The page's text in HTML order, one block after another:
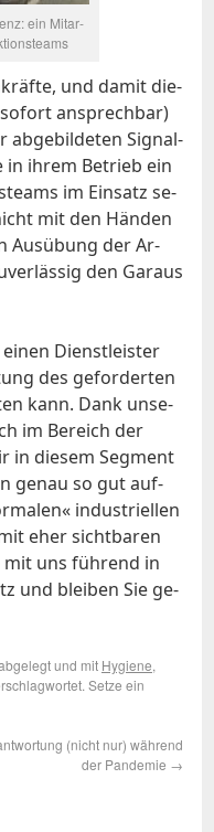
ein Mit­ar­
und da­mit die­
an­sprech­bar)
ab­ge­bil­de­ten Si­gnal­
in ih­rem Be­trieb ein
im Ein­satz se­
mit den Hän­den
Aus­übung der Ar­
den Gar­aus
ei­nen Dienst­lei­ster
des ge­for­der­ten
kann. Dank un­se­
im Be­reich der
in die­sem Seg­ment
ge­nau so gut auf­
in­du­stri­el­len
eher sicht­ba­ren
mit uns füh­rend in
und blei­ben Sie ge­
und mit Hygiene,
Setze ein
(nicht nur) wäh­rend
der Pan­de­mie →